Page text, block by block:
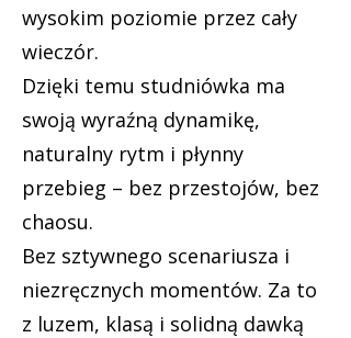
wysokim poziomie przez cały
wieczór.
Dzięki temu studniówka ma
swoją wyraźną dynamikę,
naturalny rytm i płynny
przebieg – bez przestojów, bez
chaosu.
Bez sztywnego scenariusza i
niezręcznych momentów. Za to
z luzem, klasą i solidną dawką